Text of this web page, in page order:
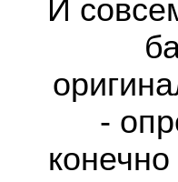
И
-